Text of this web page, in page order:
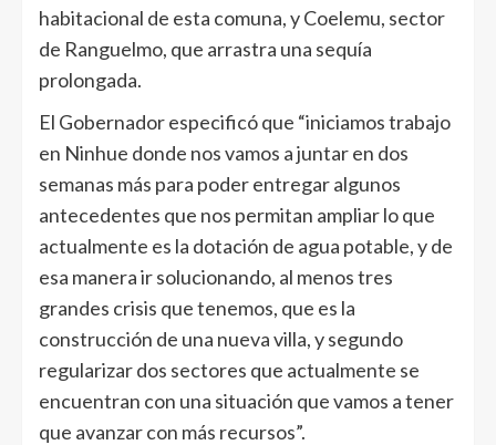
habitacional de esta comuna, y Coelemu, sector
de Ranguelmo, que arrastra una sequía
prolongada.
El Gobernador especificó que “iniciamos trabajo
en Ninhue donde nos vamos a juntar en dos
semanas más para poder entregar algunos
antecedentes que nos permitan ampliar lo que
actualmente es la dotación de agua potable, y de
esa manera ir solucionando, al menos tres
grandes crisis que tenemos, que es la
construcción de una nueva villa, y segundo
regularizar dos sectores que actualmente se
encuentran con una situación que vamos a tener
que avanzar con más recursos”.